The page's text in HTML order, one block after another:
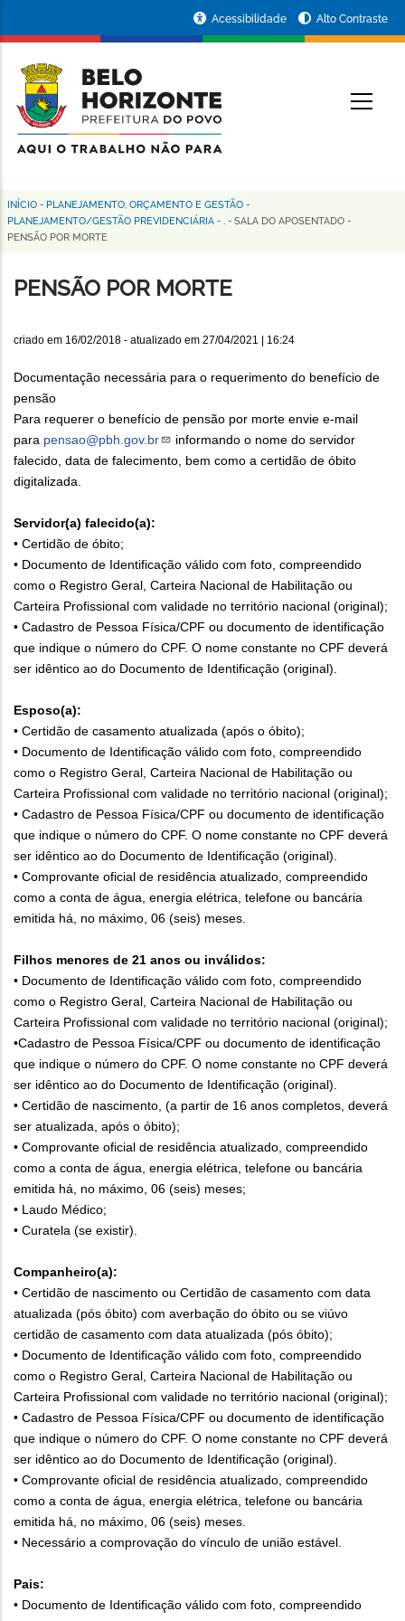
conteúdo
principal
da
Prefeitura
de
Horizonte
Acessibilidade Alto Contraste
Trilha
de
navegação
INÍCIO - PLANEJAMENTO, ORÇAMENTO E GESTÃO -
PLANEJAMENTO/GESTÃO PREVIDENCIÁRIA - . - SALA DO APOSENTADO -
PENSÃO POR MORTE
PENSÃO POR MORTE
criado em 16/02/2018 - atualizado em 27/04/2021 | 16:24
Documentação necessária para o requerimento do benefício de
pensão
Para requerer o benefício de pensão por morte envie e-mail
para pensao@pbh.gov.br informando o nome do servidor
falecido, data de falecimento, bem como a certidão de óbito
digitalizada.
Servidor(a) falecido(a):
• Certidão de óbito;
• Documento de Identificação válido com foto, compreendido
como o Registro Geral, Carteira Nacional de Habilitação ou
Carteira Profissional com validade no território nacional (original);
• Cadastro de Pessoa Física/CPF ou documento de identificação
que indique o número do CPF. O nome constante no CPF deverá
ser idêntico ao do Documento de Identificação (original).
Esposo(a):
• Certidão de casamento atualizada (após o óbito);
• Documento de Identificação válido com foto, compreendido
como o Registro Geral, Carteira Nacional de Habilitação ou
Carteira Profissional com validade no território nacional (original);
• Cadastro de Pessoa Física/CPF ou documento de identificação
que indique o número do CPF. O nome constante no CPF deverá
ser idêntico ao do Documento de Identificação (original).
• Comprovante oficial de residência atualizado, compreendido
como a conta de água, energia elétrica, telefone ou bancária
emitida há, no máximo, 06 (seis) meses.
Filhos menores de 21 anos ou inválidos:
• Documento de Identificação válido com foto, compreendido
como o Registro Geral, Carteira Nacional de Habilitação ou
Carteira Profissional com validade no território nacional (original);
•Cadastro de Pessoa Física/CPF ou documento de identificação
que indique o número do CPF. O nome constante no CPF deverá
ser idêntico ao do Documento de Identificação (original).
• Certidão de nascimento, (a partir de 16 anos completos, deverá
ser atualizada, após o óbito);
• Comprovante oficial de residência atualizado, compreendido
como a conta de água, energia elétrica, telefone ou bancária
emitida há, no máximo, 06 (seis) meses;
• Laudo Médico;
• Curatela (se existir).
Companheiro(a):
• Certidão de nascimento ou Certidão de casamento com data
atualizada (pós óbito) com averbação do óbito ou se viúvo
certidão de casamento com data atualizada (pós óbito);
• Documento de Identificação válido com foto, compreendido
como o Registro Geral, Carteira Nacional de Habilitação ou
Carteira Profissional com validade no território nacional (original);
• Cadastro de Pessoa Física/CPF ou documento de identificação
que indique o número do CPF. O nome constante no CPF deverá
ser idêntico ao do Documento de Identificação (original).
• Comprovante oficial de residência atualizado, compreendido
como a conta de água, energia elétrica, telefone ou bancária
emitida há, no máximo, 06 (seis) meses.
• Necessário a comprovação do vínculo de união estável.
Pais:
• Documento de Identificação válido com foto, compreendido